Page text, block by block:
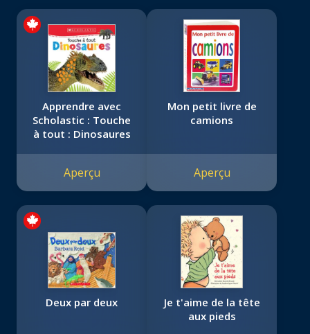
Apprendre avec
Scholastic : Touche
à tout : Dinosaures
Aperçu
Mon petit livre de
camions
Aperçu
Deux par deux
Je t'aime de la tête
aux pieds